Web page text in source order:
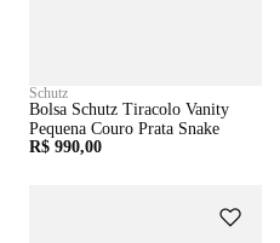
Schutz
Bolsa Schutz Tiracolo Vanity
Pequena Couro Prata Snake
R$ 990,00